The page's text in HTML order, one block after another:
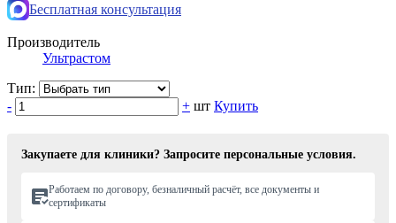
Бесплатная консультация
Производитель
Ультрастом
Тип:
-
+ шт Купить
Закупаете для клиники? Запросите персональные условия.
Работаем по договору, безналичный расчёт, все документы и
сертификаты